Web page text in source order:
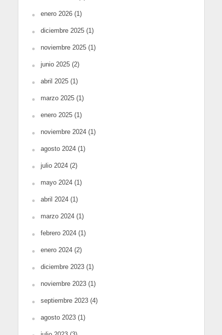
enero 2026(1)
diciembre 2025(1)
noviembre 2025(1)
junio 2025(2)
abril 2025(1)
marzo 2025(1)
enero 2025(1)
noviembre 2024(1)
agosto 2024(1)
julio 2024(2)
mayo 2024(1)
abril 2024(1)
marzo 2024(1)
febrero 2024(1)
enero 2024(2)
diciembre 2023(1)
noviembre 2023(1)
septiembre 2023(4)
agosto 2023(1)